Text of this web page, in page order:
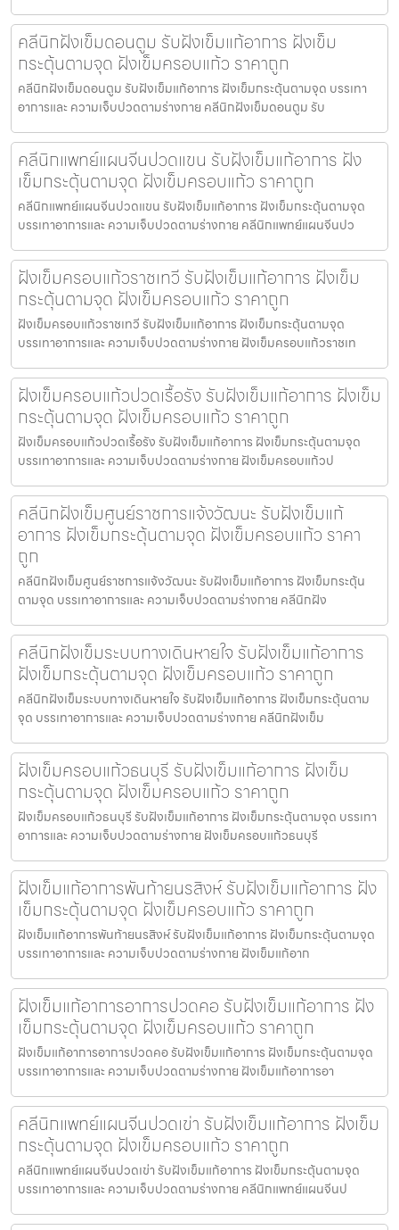
คลีนิกฝังเข็มดอนตูม รับฝังเข็มแก้อาการ ฝังเข็ม
กระตุ้นตามจุด ฝังเข็มครอบแก้ว ราคาถูก
คลีนิกฝังเข็มดอนตูม รับฝังเข็มแก้อาการ ฝังเข็มกระตุ้นตามจุด บรรเทา
อาการและ ความเจ็บปวดตามร่างกาย คลีนิกฝังเข็มดอนตูม รับ
คลีนิกแพทย์แผนจีนปวดแขน รับฝังเข็มแก้อาการ ฝัง
เข็มกระตุ้นตามจุด ฝังเข็มครอบแก้ว ราคาถูก
คลีนิกแพทย์แผนจีนปวดแขน รับฝังเข็มแก้อาการ ฝังเข็มกระตุ้นตามจุด
บรรเทาอาการและ ความเจ็บปวดตามร่างกาย คลีนิกแพทย์แผนจีนปว
ฝังเข็มครอบแก้วราชเทวี รับฝังเข็มแก้อาการ ฝังเข็ม
กระตุ้นตามจุด ฝังเข็มครอบแก้ว ราคาถูก
ฝังเข็มครอบแก้วราชเทวี รับฝังเข็มแก้อาการ ฝังเข็มกระตุ้นตามจุด
บรรเทาอาการและ ความเจ็บปวดตามร่างกาย ฝังเข็มครอบแก้วราชเท
ฝังเข็มครอบแก้วปวดเรื้อรัง รับฝังเข็มแก้อาการ ฝังเข็ม
กระตุ้นตามจุด ฝังเข็มครอบแก้ว ราคาถูก
ฝังเข็มครอบแก้วปวดเรื้อรัง รับฝังเข็มแก้อาการ ฝังเข็มกระตุ้นตามจุด
บรรเทาอาการและ ความเจ็บปวดตามร่างกาย ฝังเข็มครอบแก้วป
คลีนิกฝังเข็มศูนย์ราชการแจ้งวัฒนะ รับฝังเข็มแก้
อาการ ฝังเข็มกระตุ้นตามจุด ฝังเข็มครอบแก้ว ราคา
ถูก
คลีนิกฝังเข็มศูนย์ราชการแจ้งวัฒนะ รับฝังเข็มแก้อาการ ฝังเข็มกระตุ้น
ตามจุด บรรเทาอาการและ ความเจ็บปวดตามร่างกาย คลีนิกฝัง
คลีนิกฝังเข็มระบบทางเดินหายใจ รับฝังเข็มแก้อาการ
ฝังเข็มกระตุ้นตามจุด ฝังเข็มครอบแก้ว ราคาถูก
คลีนิกฝังเข็มระบบทางเดินหายใจ รับฝังเข็มแก้อาการ ฝังเข็มกระตุ้นตาม
จุด บรรเทาอาการและ ความเจ็บปวดตามร่างกาย คลีนิกฝังเข็ม
ฝังเข็มครอบแก้วธนบุรี รับฝังเข็มแก้อาการ ฝังเข็ม
กระตุ้นตามจุด ฝังเข็มครอบแก้ว ราคาถูก
ฝังเข็มครอบแก้วธนบุรี รับฝังเข็มแก้อาการ ฝังเข็มกระตุ้นตามจุด บรรเทา
อาการและ ความเจ็บปวดตามร่างกาย ฝังเข็มครอบแก้วธนบุรี
ฝังเข็มแก้อาการพันท้ายนรสิงห์ รับฝังเข็มแก้อาการ ฝัง
เข็มกระตุ้นตามจุด ฝังเข็มครอบแก้ว ราคาถูก
ฝังเข็มแก้อาการพันท้ายนรสิงห์ รับฝังเข็มแก้อาการ ฝังเข็มกระตุ้นตามจุด
บรรเทาอาการและ ความเจ็บปวดตามร่างกาย ฝังเข็มแก้อาก
ฝังเข็มแก้อาการอาการปวดคอ รับฝังเข็มแก้อาการ ฝัง
เข็มกระตุ้นตามจุด ฝังเข็มครอบแก้ว ราคาถูก
ฝังเข็มแก้อาการอาการปวดคอ รับฝังเข็มแก้อาการ ฝังเข็มกระตุ้นตามจุด
บรรเทาอาการและ ความเจ็บปวดตามร่างกาย ฝังเข็มแก้อาการอา
คลีนิกแพทย์แผนจีนปวดเข่า รับฝังเข็มแก้อาการ ฝังเข็ม
กระตุ้นตามจุด ฝังเข็มครอบแก้ว ราคาถูก
คลีนิกแพทย์แผนจีนปวดเข่า รับฝังเข็มแก้อาการ ฝังเข็มกระตุ้นตามจุด
บรรเทาอาการและ ความเจ็บปวดตามร่างกาย คลีนิกแพทย์แผนจีนป